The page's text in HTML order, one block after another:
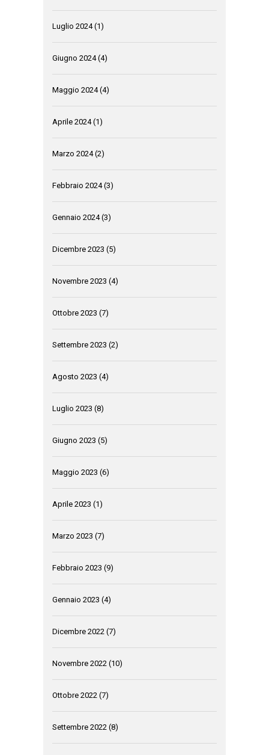
Luglio 2024(1)
Giugno 2024(4)
Maggio 2024(4)
Aprile 2024(1)
Marzo 2024(2)
Febbraio 2024(3)
Gennaio 2024(3)
Dicembre 2023 (5)
Novembre 2023 (4)
Ottobre 2023 (7)
Settembre 2023 (2)
Agosto 2023 (4)
Luglio 2023 (8)
Giugno 2023 (5)
Maggio 2023 (6)
Aprile 2023 (1)
Marzo 2023 (7)
Febbraio 2023 (9)
Gennaio 2023 (4)
Dicembre 2022 (7)
Novembre 2022 (10)
Ottobre 2022 (7)
Settembre 2022 (8)